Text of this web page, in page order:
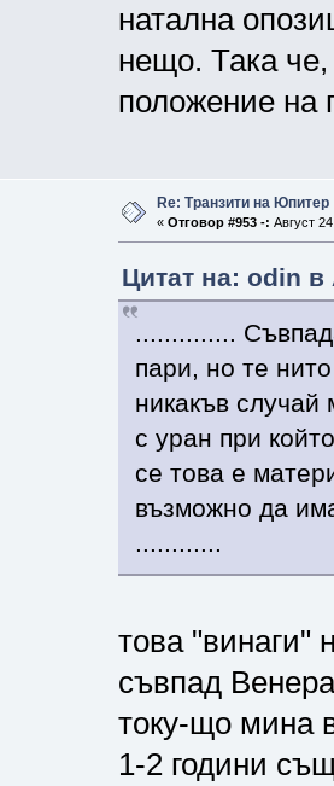
натална
нещо. Така че,
положение на
Re: Транзити на Юпитер
« Отговор #953 -: Август
Цитат на: odin в
..............
пари, но те
никакъв случай
с уран при
се това е
възможно да
............
това "винаги"
съвпад
току-що мина
1-2 години